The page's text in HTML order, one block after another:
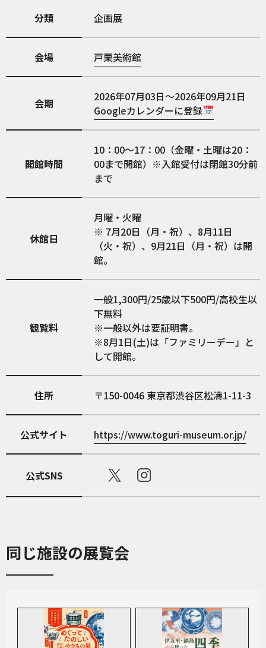
分類 企画展
会場 戸栗美術館
会期
2026年07月03日～2026年09月21日
Googleカレンダーに登録
開館時間
10：00～17：00（金曜・土曜は20：
00まで開館）※入館受付は閉館30分前
まで
休館日
月曜・火曜
※ 7月20日（月・祝）、8月11日
（火・祝）、9月21日（月・祝）は開
館。
観覧料
一般1,300円/25歳以下500円/高校生以
下無料
※一般以外は要証明書。
※8月1日(土)は「ファミリーデー」と
して開館。
住所 150-0046 東京都渋谷区松濤1-11-3
公式サイト https://www.toguri-museum.or.jp/
公式SNS
同じ施設の展覧会